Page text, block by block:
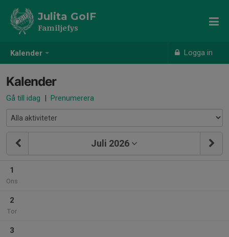
Kalender Logga in
Julita GoIF
Familjefys
Kalender
Gå till idag | Prenumerera
Juli 2026
1
Ons
2
Tor
3